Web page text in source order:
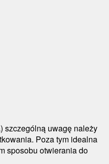
szczególną uwagę należy
Poza tym idealna
sposobu otwierania do